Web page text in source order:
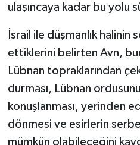
ulaşıncaya kadar bu
İsrail ile düşmanlık
ettiklerini belirten Avn,
Lübnan topraklarından
durması, Lübnan
konuşlanması, yerinden
dönmesi ve esirlerin
mümkün olabileceğini